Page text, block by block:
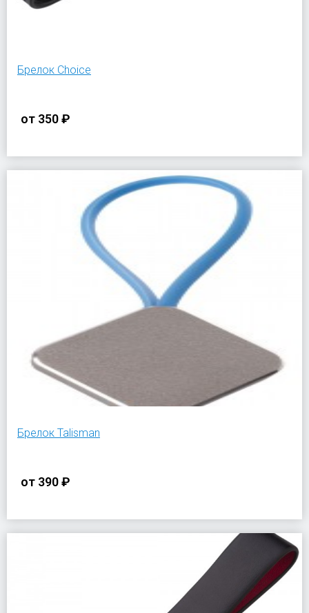
Брелок Choice
от 350 ₽
Брелок Talisman
от 390 ₽